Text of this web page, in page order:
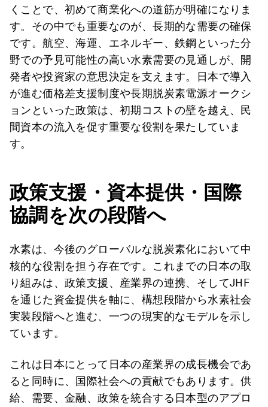
くことで、初めて商業化への道筋が明確になりま
す。その中でも重要なのが、長期的な需要の確保
です。航空、海運、エネルギー、鉄鋼といった分
野での予見可能性の高い水素需要の見通しが、開
発者や投資家の意思決定を支えます。日本で導入
が進む価格差支援制度や長期脱炭素電源オークシ
ョンといった政策は、初期コストの壁を越え、民
間資本の流入を促す重要な役割を果たしていま
す。
政策支援・資本提供・国際
協調を次の段階へ
水素は、今後のグローバルな脱炭素化において中
核的な役割を担う存在です。これまでの日本の取
り組みは、政策支援、産業界の連携、そしてJHF
を通じた資金提供を軸に、構想段階から水素社会
実装段階へと進む、一つの現実的なモデルを示し
ています。
これは日本にとって日本の産業界の成長機会であ
ると同時に、国際社会への貢献でもあります。供
給、需要、金融、政策を統合する日本型のアプロ